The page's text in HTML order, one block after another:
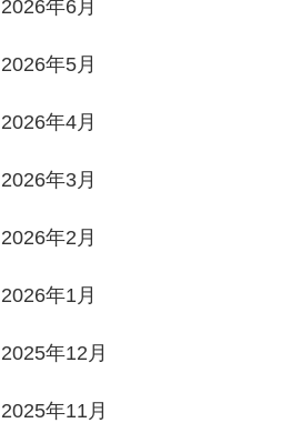
2026年6月
2026年5月
2026年4月
2026年3月
2026年2月
2026年1月
2025年12月
2025年11月